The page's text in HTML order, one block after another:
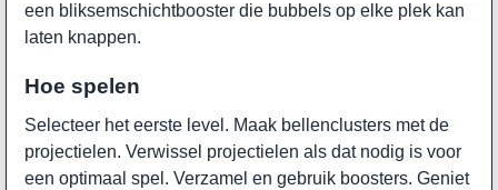
een bliksemschichtbooster die bubbels op elke plek kan
laten knappen.
Hoe spelen
Selecteer het eerste level. Maak bellenclusters met de
projectielen. Verwissel projectielen als dat nodig is voor
een optimaal spel. Verzamel en gebruik boosters. Geniet